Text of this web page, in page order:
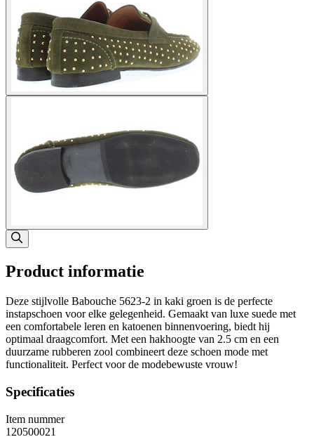
Product informatie
Deze stijlvolle Babouche 5623-2 in kaki groen is de perfecte
instapschoen voor elke gelegenheid. Gemaakt van luxe suede met
een comfortabele leren en katoenen binnenvoering, biedt hij
optimaal draagcomfort. Met een hakhoogte van 2.5 cm en een
duurzame rubberen zool combineert deze schoen mode met
functionaliteit. Perfect voor de modebewuste vrouw!
Specificaties
Item nummer
120500021